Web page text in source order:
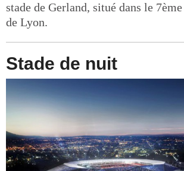
stade de Gerland, situé dans le
de Lyon.
Stade de nuit